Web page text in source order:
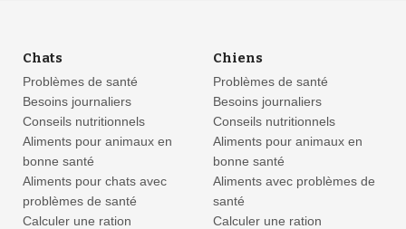
Chats
Problèmes de santé
Besoins journaliers
Conseils nutritionnels
Aliments pour animaux en
bonne santé
Aliments pour chats avec
problèmes de santé
Calculer une ration
Chiens
Problèmes de santé
Besoins journaliers
Conseils nutritionnels
Aliments pour animaux en
bonne santé
Aliments avec problèmes de
santé
Calculer une ration